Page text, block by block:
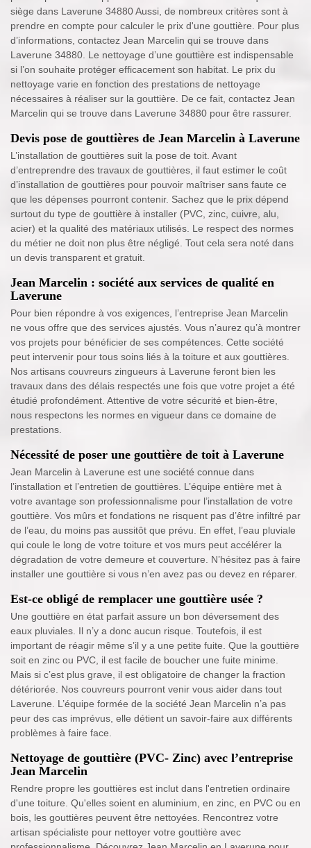
siège dans Laverune 34880 Aussi, de nombreux critères sont à
prendre en compte pour calculer le prix d'une gouttière. Pour plus
d’informations, contactez Jean Marcelin qui se trouve dans
Laverune 34880. Le nettoyage d’une gouttière est indispensable
si l’on souhaite protéger efficacement son habitat. Le prix du
nettoyage varie en fonction des prestations de nettoyage
nécessaires à réaliser sur la gouttière. De ce fait, contactez Jean
Marcelin qui se trouve dans Laverune 34880 pour être rassurer.
Devis pose de gouttières de Jean Marcelin à Laverune
L’installation de gouttières suit la pose de toit. Avant
d’entreprendre des travaux de gouttières, il faut estimer le coût
d’installation de gouttières pour pouvoir maîtriser sans faute ce
que les dépenses pourront contenir. Sachez que le prix dépend
surtout du type de gouttière à installer (PVC, zinc, cuivre, alu,
acier) et la qualité des matériaux utilisés. Le respect des normes
du métier ne doit non plus être négligé. Tout cela sera noté dans
un devis transparent et gratuit.
Jean Marcelin : société aux services de qualité en
Laverune
Pour bien répondre à vos exigences, l’entreprise Jean Marcelin
ne vous offre que des services ajustés. Vous n’aurez qu’à montrer
vos projets pour bénéficier de ses compétences. Cette société
peut intervenir pour tous soins liés à la toiture et aux gouttières.
Nos artisans couvreurs zingueurs à Laverune feront bien les
travaux dans des délais respectés une fois que votre projet a été
étudié profondément. Attentive de votre sécurité et bien-être,
nous respectons les normes en vigueur dans ce domaine de
prestations.
Nécessité de poser une gouttière de toit à Laverune
Jean Marcelin à Laverune est une société connue dans
l’installation et l’entretien de gouttières. L’équipe entière met à
votre avantage son professionnalisme pour l’installation de votre
gouttière. Vos mûrs et fondations ne risquent pas d’être infiltré par
de l’eau, du moins pas aussitôt que prévu. En effet, l’eau pluviale
qui coule le long de votre toiture et vos murs peut accélérer la
dégradation de votre demeure et couverture. N’hésitez pas à faire
installer une gouttière si vous n’en avez pas ou devez en réparer.
Est-ce obligé de remplacer une gouttière usée ?
Une gouttière en état parfait assure un bon déversement des
eaux pluviales. Il n’y a donc aucun risque. Toutefois, il est
important de réagir même s’il y a une petite fuite. Que la gouttière
soit en zinc ou PVC, il est facile de boucher une fuite minime.
Mais si c’est plus grave, il est obligatoire de changer la fraction
détériorée. Nos couvreurs pourront venir vous aider dans tout
Laverune. L’équipe formée de la société Jean Marcelin n’a pas
peur des cas imprévus, elle détient un savoir-faire aux différents
problèmes à faire face.
Nettoyage de gouttière (PVC- Zinc) avec l’entreprise
Jean Marcelin
Rendre propre les gouttières est inclut dans l'entretien ordinaire
d'une toiture. Qu'elles soient en aluminium, en zinc, en PVC ou en
bois, les gouttières peuvent être nettoyées. Rencontrez votre
artisan spécialiste pour nettoyer votre gouttière avec